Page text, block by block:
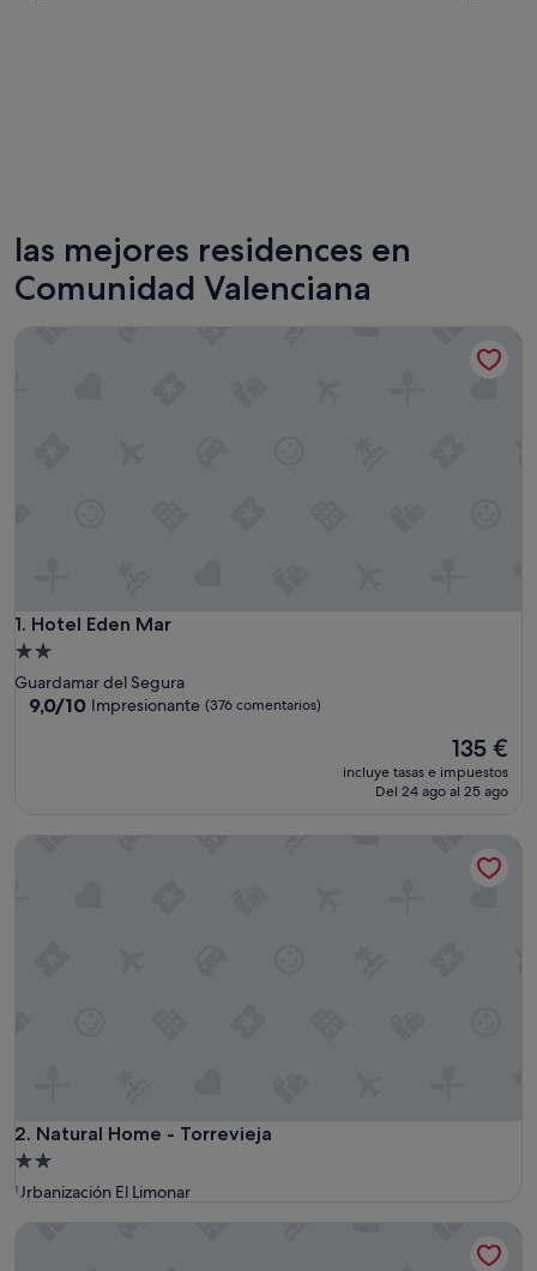
las mejores residences en
Comunidad Valenciana
1. Hotel Eden Mar
Hotel Eden Mar
Alojamiento
de
2.0 estrellas
Guardamar del Segura
9.0
9,0/10 Impresionante (376 comentarios)
El
precio
actual
135 €
incluye tasas e impuestos
Del 24 ago al 25 ago
2. Natural Home - Torrevieja
Natural Home - Torrevieja
Alojamiento
de
Urbanización El Limonar